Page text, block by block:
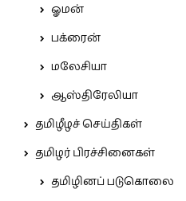
ஓமன்
பக்ரைன்
மலேசியா
ஆஸ்திரேலியா
தமிழீழச் செய்திகள்
தமிழர் பிரச்சினைகள்
தமிழினப் படுகொலை